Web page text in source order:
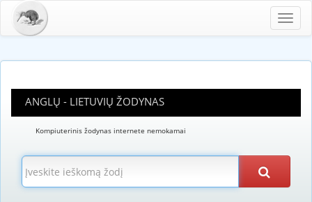
ANGLŲ - LIETUVIŲ ŽODYNAS
Kompiuterinis žodynas internete nemokamai